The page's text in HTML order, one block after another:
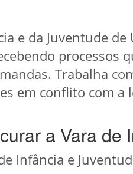
e da Juventude
processos
Trabalha
em conflito com a
a Vara de
Infância e